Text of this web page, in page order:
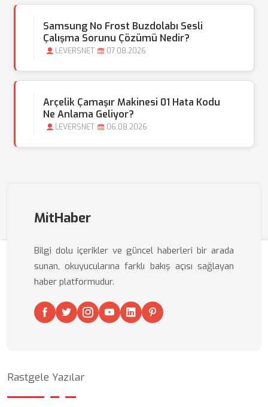
Samsung No Frost Buzdolabı Sesli
Çalışma Sorunu Çözümü Nedir?
LEVERSNET 07.08.2026
Arçelik Çamaşır Makinesi 01 Hata Kodu
Ne Anlama Geliyor?
LEVERSNET 06.08.2026
MitHaber
Bilgi dolu içerikler ve güncel haberleri bir arada
sunan, okuyucularına farklı bakış açısı sağlayan
haber platformudur.
Rastgele Yazılar